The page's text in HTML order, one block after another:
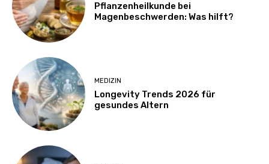
Pflanzenheilkunde bei
Magenbeschwerden: Was hilft?
MEDIZIN
Longevity Trends 2026 für
gesundes Altern